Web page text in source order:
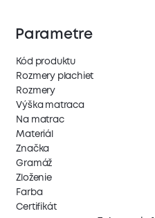
Parametre
Kód produktu
Rozmery plachiet
Rozmery
Výška matraca
Na matrac
Materiál
Značka
Gramáž
Zloženie
Farba
Certifikát